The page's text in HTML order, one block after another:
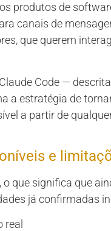
produtos de
canais de
que querem
Code —
a estratégia de
a partir de
e
que significa que
já confirmadas
real